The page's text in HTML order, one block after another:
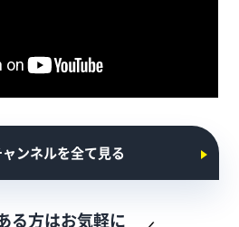
ンネルを全て見る
る方はお気軽に